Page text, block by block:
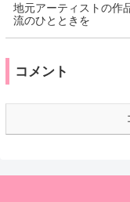
地元アーティストの作
流のひとときを
コメント